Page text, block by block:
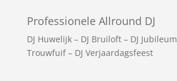
Professionele Allround DJ
DJ Huwelijk– DJ Bruiloft– DJ Jubileum
Trouwfuif– DJ Verjaardagsfeest